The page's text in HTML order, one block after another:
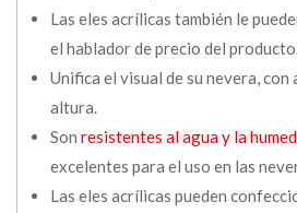
Las eles acrílicas también le
el hablador de precio del
Unifica el visual de su nevera, con
altura.
Son resistentes al agua y la
excelentes para el uso en las
Las eles acrílicas pueden